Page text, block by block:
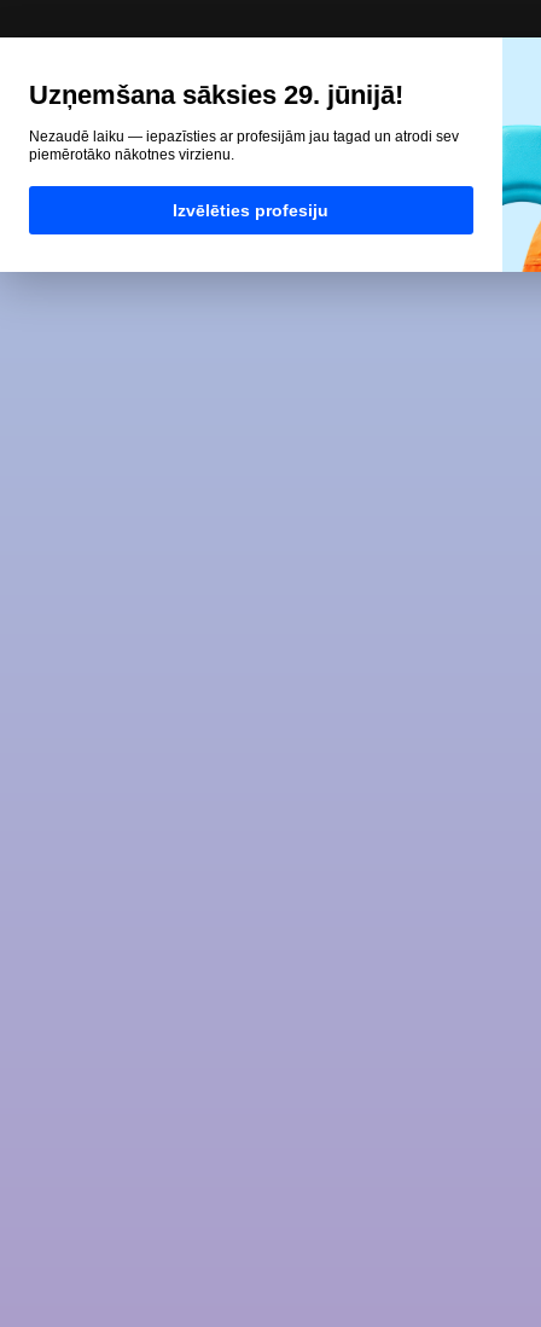
Uzņemšana sāksies 29. jūnijā!
Nezaudē laiku — iepazīsties ar profesijām jau tagad un atrodi sev
piemērotāko nākotnes virzienu.
Izvēlēties profesiju